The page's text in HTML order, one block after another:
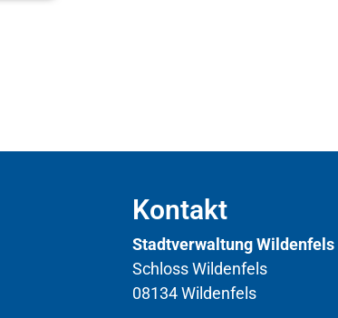
Kontakt
Stadtverwaltung Wildenfels
Schloss Wildenfels
08134 Wildenfels